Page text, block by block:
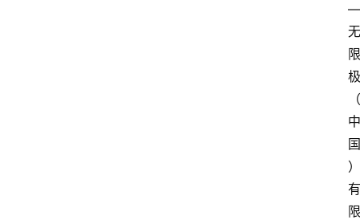
—
无
限
极
（
中
国
）
有
限